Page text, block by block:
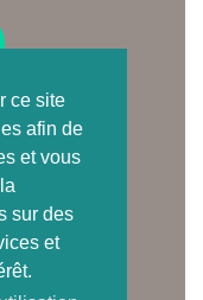
ce site
afin de
et vous
sur des
et